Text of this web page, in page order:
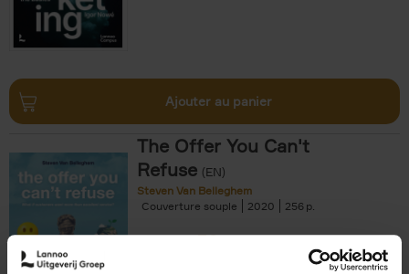
Ajouter au panier
The Offer You Can't
Refuse (EN)
Steven Van Belleghem
Couverture souple
2020 256
€37,50